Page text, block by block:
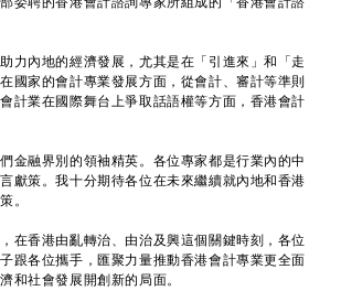
內地的經濟發展，尤其是在「引進來」和「走
國家的會計專業發展方面，從會計、審計等準則
計業在國際舞台上爭取話語權等方面，香港會計
融界別的領袖精英。各位專家都是行業內的中
獻策。我十分期待各位在未來繼續就內地和香港
。
香港由亂轉治、由治及興這個關鍵時刻，各位
跟各位攜手，匯聚力量推動香港會計專業更全面
和社會發展開創新的局面。